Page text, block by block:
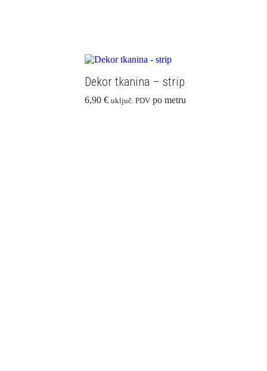
Dekor tkanina – strip
6,90 € uključ. PDV po metru